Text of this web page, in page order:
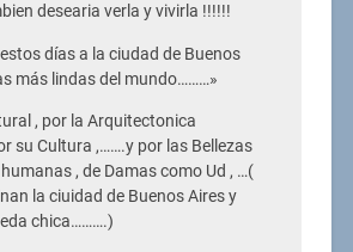
desearia verla y vivirla !!!!!!
días a la ciudad de Buenos
más lindas del mundo………»
, por la Arquitectonica
su Cultura ,…….y por las Bellezas
, de Damas como Ud , …(
la ciuidad de Buenos Aires y
chica……….)